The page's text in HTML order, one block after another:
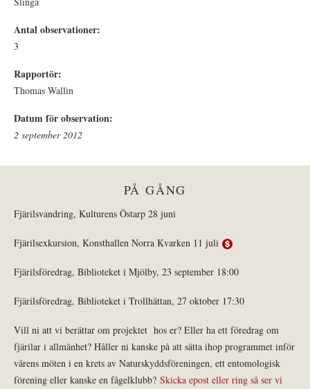
Antal observationer:
3
Rapportör:
Thomas Wallin
Datum för observation:
2 september 2012
PÅ GÅNG
Fjärilsvandring, Kulturens Östarp 28 juni
Fjärilsexkursion, Konsthallen Norra Kvarken 11 juli
Fjärilsföredrag, Biblioteket i Mjölby, 23 september 18:00
Fjärilsföredrag, Biblioteket i Trollhättan, 27 oktober 17:30
Vill ni att vi berättar om projektet hos er? Eller ha ett föredrag om
fjärilar i allmänhet? Håller ni kanske på att sätta ihop programmet inför
vårens möten i en krets av Naturskyddsföreningen, ett entomologisk
förening eller kanske en fågelklubb? Skicka epost eller ring så ser vi